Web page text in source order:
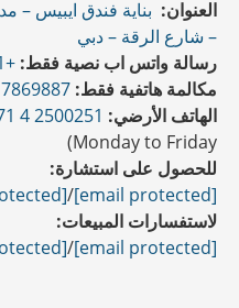
العنوان:
– شارع الرقة – دبي
رسالة واتس اب نصية فقط: +971 55 8377872
مكالمة هاتفية فقط: 7869887 50 971+
الهاتف الأرضي: 2500251 4 971+
Monday to Friday)
للحصول على استشارة:
[email protected]
/
[email protected]
لاستفسارات المبيعات:
[email protected]
/
[email protected]